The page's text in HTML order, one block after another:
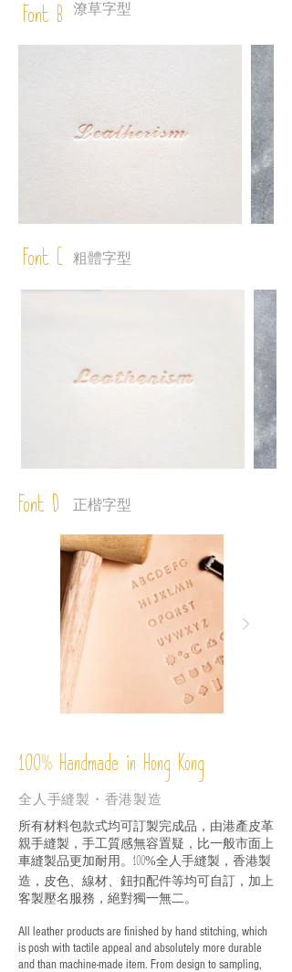
Font B 潦草字型
Font C 粗體字型
Font D 正楷字型
100% Handmade in Hong Kong
全人手縫製・香港製造
所有材料包款式均可訂製完成品，由港產皮革
親手縫製，手工質感無容置疑，比一般市面上
車縫製品更加耐用。 100%全人手縫製，香港製
造，皮色、線材、鈕扣配件等均可自訂，加上
客製壓名服務，絕對獨一無二。
All leather products are finished by hand stitching, which
is posh with tactile appeal and absolutely more durable
and than machine-made item. From design to sampling,